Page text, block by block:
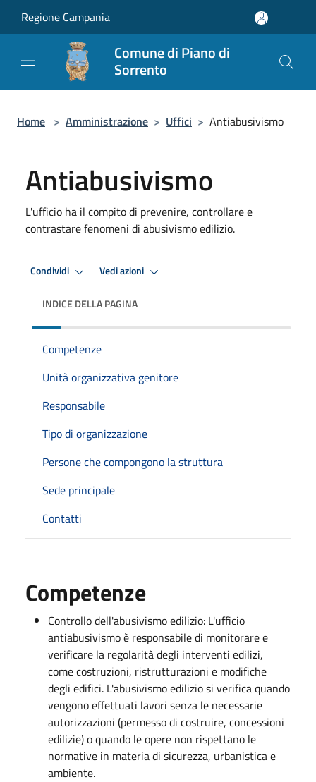
Regione Campania
Comune di Piano di
Sorrento
Home > Amministrazione > Uffici > Antiabusivismo
Antiabusivismo
L'ufficio ha il compito di prevenire, controllare e
contrastare fenomeni di abusivismo edilizio.
Condividi Vedi azioni
INDICE DELLA PAGINA
Competenze
Unità organizzativa genitore
Responsabile
Tipo di organizzazione
Persone che compongono la struttura
Sede principale
Contatti
Competenze
Controllo dell'abusivismo edilizio: L'ufficio
antiabusivismo è responsabile di monitorare e
verificare la regolarità degli interventi edilizi,
come costruzioni, ristrutturazioni e modifiche
degli edifici. L'abusivismo edilizio si verifica quando
vengono effettuati lavori senza le necessarie
autorizzazioni (permesso di costruire, concessioni
edilizie) o quando le opere non rispettano le
normative in materia di sicurezza, urbanistica e
ambiente.